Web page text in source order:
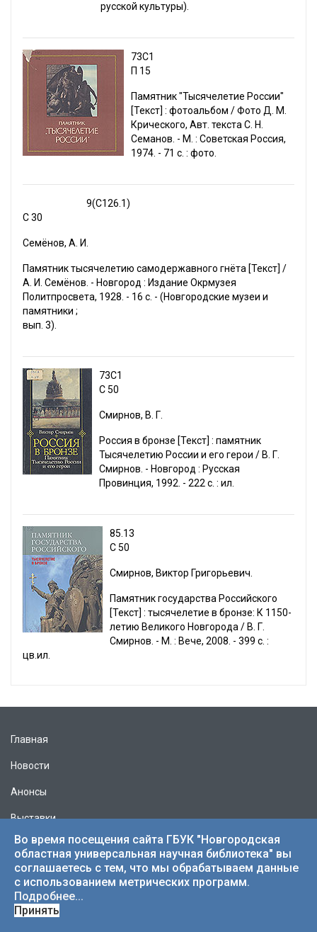
русской культуры).
73С1
П 15
Памятник "Тысячелетие России"
[Текст] : фотоальбом / Фото Д. М.
Крического, Авт. текста С. Н.
Семанов. - М. : Советская Россия,
1974. - 71 с. : фото.
9(С126.1)
С 30
Семёнов, А. И.
Памятник тысячелетию самодержавного гнёта [Текст] /
А. И. Семёнов. - Новгород : Издание Окрмузея
Политпросвета, 1928. - 16 с. - (Новгородские музеи и
памятники ;
вып. 3).
73С1
С 50
Смирнов, В. Г.
Россия в бронзе [Текст] : памятник
Тысячелетию России и его герои / В. Г.
Смирнов. - Новгород : Русская
Провинция, 1992. - 222 с. : ил.
85.13
С 50
Смирнов, Виктор Григорьевич.
Памятник государства Российского
[Текст] : тысячелетие в бронзе: К 1150-
летию Великого Новгорода / В. Г.
Смирнов. - М. : Вече, 2008. - 399 с. :
цв.ил.
Главная
Новости
Анонсы
Выставки
Режим работы
Учредитель
Во время посещения сайта ГБУК "Новгородская
областная универсальная научная библиотека" вы
соглашаетесь с тем, что мы обрабатываем данные
с использованием метрических программ.
Подробнее...
Принять